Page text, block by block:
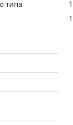
типа